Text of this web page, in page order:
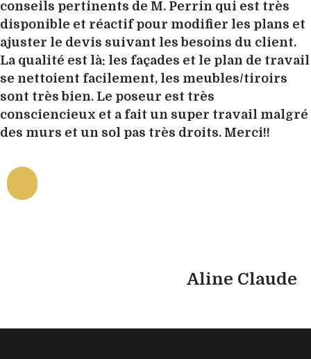
conseils pertinents de M. Perrin qui est très
disponible et réactif pour modifier les plans et
ajuster le devis suivant les besoins du client.
La qualité est là: les façades et le plan de travail
se nettoient facilement, les meubles/tiroirs
sont très bien. Le poseur est très
consciencieux et a fait un super travail malgré
des murs et un sol pas très droits. Merci!!
Aline Claude